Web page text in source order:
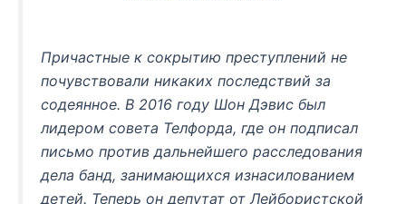
Причастные к сокрытию преступлений не
почувствовали никаких последствий за
содеянное. В 2016 году Шон Дэвис был
лидером совета Телфорда, где он подписал
письмо против дальнейшего расследования
дела банд, занимающихся изнасилованием
детей. Теперь он депутат от Лейбористской